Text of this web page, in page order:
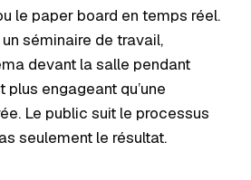
le paper board en temps réel.
séminaire de travail,
devant la salle pendant
plus engageant qu’une
Le public suit le processus
seulement le résultat.